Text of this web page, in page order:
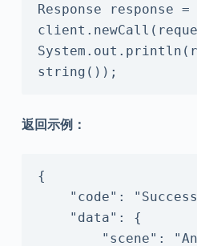
Response response =
string());
返回示例：
{